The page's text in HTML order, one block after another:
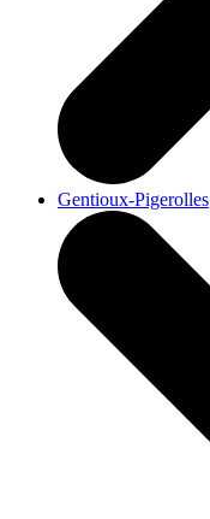
Gentioux-Pigerolles